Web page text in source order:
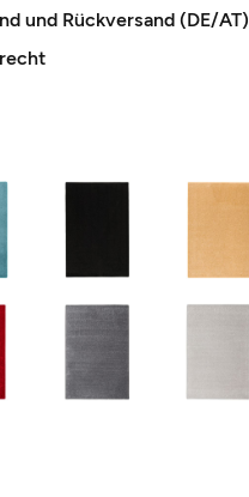
und Rückversand (DE/AT)